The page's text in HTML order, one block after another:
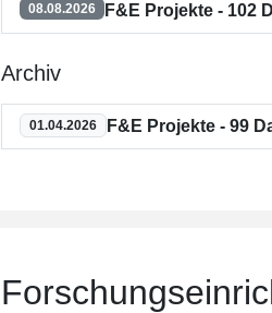
08.08.2026 F&E Projekte - 102
Archiv
01.04.2026 F&E Projekte - 99